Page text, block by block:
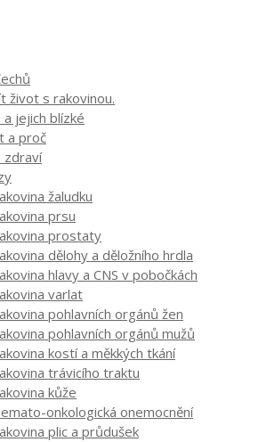
život s rakovinou.
jejich blízké
a proč
zdraví
žaludku
prsu
prostaty
dělohy a děložního hrdla
hlavy a CNS v pobočkách
varlat
pohlavních orgánů žen
pohlavních orgánů mužů
kostí a měkkých tkání
trávicího traktu
kůže
onkologická onemocnění
plic a průdušek